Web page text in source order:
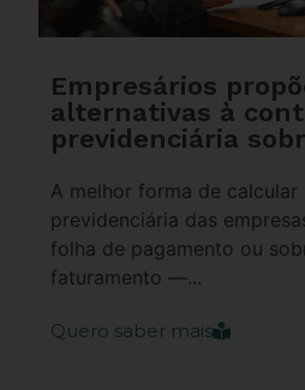
Empresários
alternativas à
previdenciária
A melhor forma de
previdenciária das
folha de pagamento ou
faturamento —...
Quero saber mais